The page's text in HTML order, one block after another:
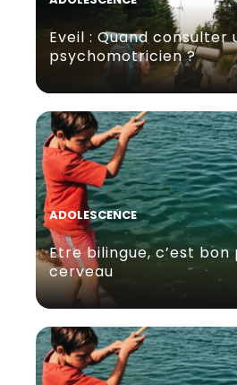
Eveil : Quand consulter
psychomotricien ?
ADOLESCENCE
Etre bilingue, c’est bon
cerveau